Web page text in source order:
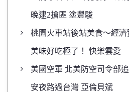
晚逮2搶匪 塗豐駿
桃園火車站後站美食～經
美味好吃極了！ 快樂雲愛
美國空軍 北美防空司令部
安夜路過台灣 亞倫貝斌